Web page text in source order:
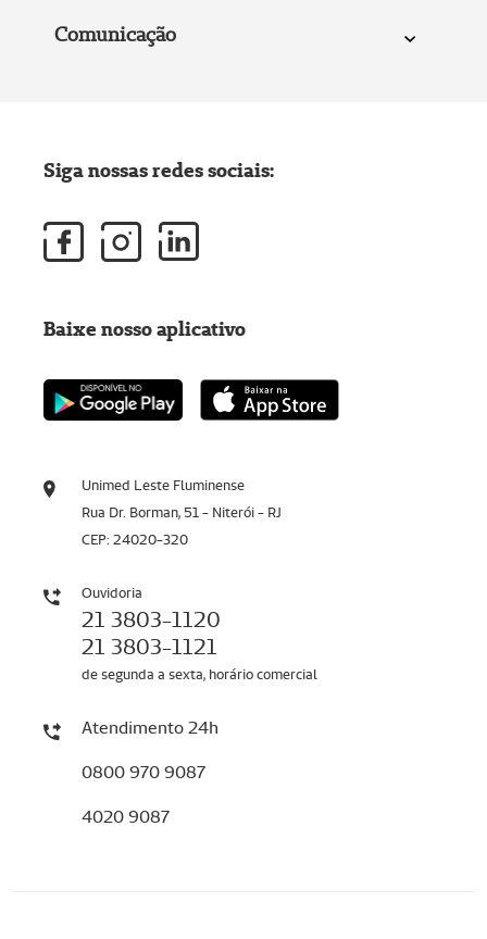
Comunicação
Unimed Leste Fluminense
Rua Dr. Borman, 51 - Niterói - RJ
CEP: 24020-320
Ouvidoria
21 3803-1120
21 3803-1121
de segunda a sexta, horário comercial
Atendimento 24h
0800 970 9087
4020 9087
Siga nossas redes sociais:
Baixe nosso aplicativo